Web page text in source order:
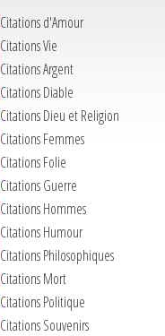
Citations d'Amour
Citations Vie
Citations Argent
Citations Diable
Citations Dieu et Religion
Citations Femmes
Citations Folie
Citations Guerre
Citations Hommes
Citations Humour
Citations Philosophiques
Citations Mort
Citations Politique
Citations Souvenirs